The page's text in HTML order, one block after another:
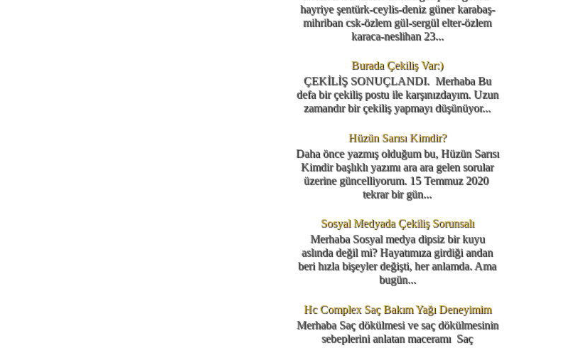
hayriye şentürk-ceylis-deniz güner karabaş-
mihriban csk-özlem gül-sergül elter-özlem
karaca-neslihan 23...
Burada Çekiliş Var:)
ÇEKİLİŞ SONUÇLANDI. Merhaba Bu
defa bir çekiliş postu ile karşınızdayım. Uzun
zamandır bir çekiliş yapmayı düşünüyor...
Hüzün Sarısı Kimdir?
Daha önce yazmış olduğum bu, Hüzün Sarısı
Kimdir başlıklı yazımı ara ara gelen sorular
üzerine güncelliyorum. 15 Temmuz 2020
tekrar bir gün...
Sosyal Medyada Çekiliş Sorunsalı
Merhaba Sosyal medya dipsiz bir kuyu
aslında değil mi? Hayatımıza girdiği andan
beri hızla bişeyler değişti, her anlamda. Ama
bugün...
Hc Complex Saç Bakım Yağı Deneyimim
Merhaba Saç dökülmesi ve saç dökülmesinin
sebeplerini anlatan maceramı Saç